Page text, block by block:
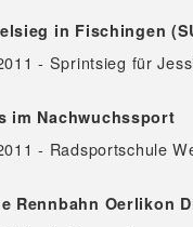
in Fischingen
- Sprintsieg für
im Nachwuchssport
- Radsportschule
Rennbahn Oerlikon